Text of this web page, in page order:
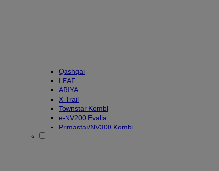
Qashqai
LEAF
ARIYA
X-Trail
Townstar Kombi
e-NV200 Evalia
Primastar/NV300 Kombi